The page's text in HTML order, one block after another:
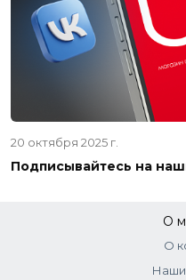
20 октября 2025 г.
Подписывайтесь на
О
О
Наши